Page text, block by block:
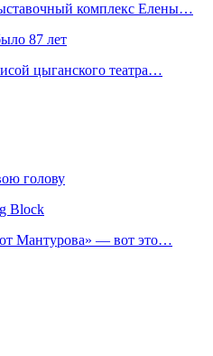
комплекс Елены…
87 лет
цыганского театра…
голову
Block
Мантурова» — вот это…